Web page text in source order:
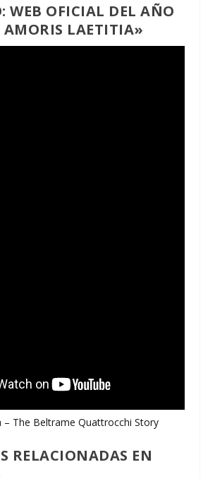
WEB OFICIAL DEL AÑO
LAETITIA»
– The Beltrame Quattrocchi Story
RELACIONADAS EN